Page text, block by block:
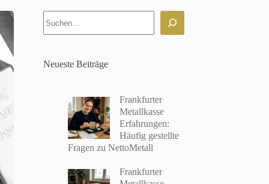
Neueste Beiträge
Frankfurter
Metallkasse
Erfahrungen:
Häufig gestellte
Fragen zu NettoMetall
Frankfurter